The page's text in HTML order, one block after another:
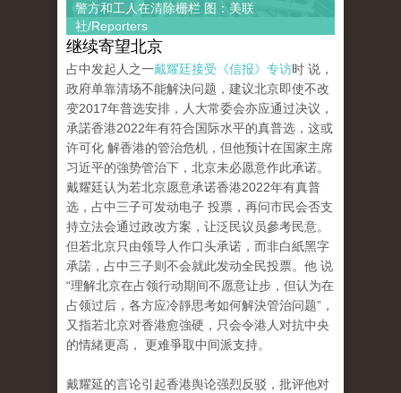
警方和工人在清除栅栏 图：美联
社/Reporters
继续寄望北京
占中发起人之一戴耀廷接受《信报》专访时 说，
政府单靠清场不能解決问题，建议北京即使不改
变2017年普选安排，人大常委会亦应通过决议，
承諾香港2022年有符合国际水平的真普选，这或
许可化 解香港的管治危机，但他预计在国家主席
习近平的強势管治下，北京未必愿意作此承诺。
戴耀廷认为若北京愿意承诺香港2022年有真普
选，占中三子可发动电子 投票，再问市民会否支
持立法会通过政改方案，让泛民议员參考民意。
但若北京只由领导人作口头承诺，而非白紙黑字
承諾，占中三子则不会就此发动全民投票。他 说
“理解北京在占领行动期间不愿意让步，但认为在
占领过后，各方应冷靜思考如何解決管治问题”，
又指若北京对香港愈強硬，只会令港人对抗中央
的情緒更高， 更难爭取中间派支持。
戴耀延的言论引起香港舆论强烈反驳，批评他对